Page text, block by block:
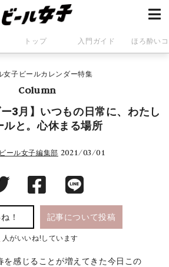
トップ 入門ガイド ほろ酔い
女子ビールカレンダー特集
Column
ー3月】いつもの日常に、わたし
ルと。心休まる場所
ビール女子編集部 2021/03/01
！ 記事について投稿
人がいいね!しています
を感じることが増えてきた今日この